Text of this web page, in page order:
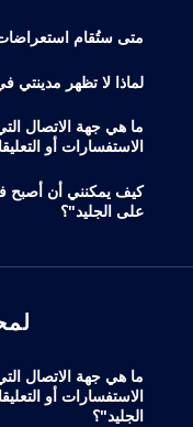
متى ستُقام
لماذا لا تظهر
ما هي جهة الاتصال
الاستفسارات أو
كيف يمكنني أن أصبح
على الجليد"؟
ما هي جهة الاتصال
الاستفسارات أو
الجليد"؟